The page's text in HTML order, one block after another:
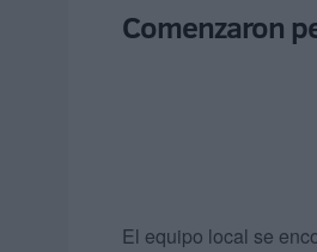
Comenzaron
El equipo local se